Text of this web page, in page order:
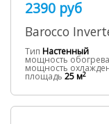
2390 руб
Barocco
Тип Настенный
мощность обогрева
мощность
площадь 25 м2